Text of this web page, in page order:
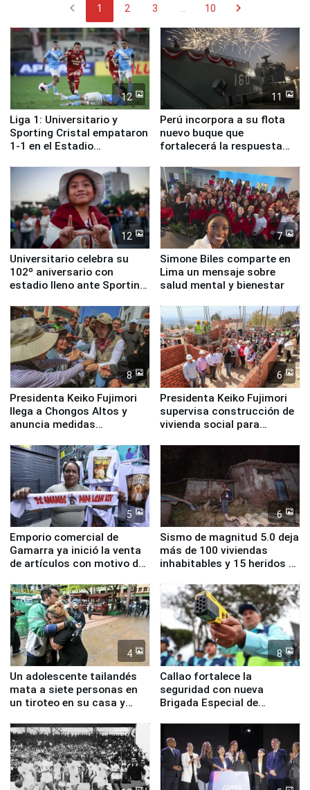
chevron_left 1 2 3 ... 10 chevron_right
12
Liga 1: Universitario y
Sporting Cristal empataron
1-1 en el Estadio
11
Perú incorpora a su flota
nuevo buque que
fortalecerá la respuesta
12
Universitario celebra su
102º aniversario con
estadio lleno ante Sporting
7
Simone Biles comparte en
Lima un mensaje sobre
salud mental y bienestar
8
Presidenta Keiko Fujimori
llega a Chongos Altos y
anuncia medidas
educación, salud y empleo
6
Presidenta Keiko Fujimori
supervisa construcción de
vivienda social para
5
Emporio comercial de
Gamarra ya inició la venta
de artículos con motivo de
6
Sismo de magnitud 5.0 deja
más de 100 viviendas
inhabitables y 15 heridos en
4
Un adolescente tailandés
mata a siete personas en
un tiroteo en su casa y
8
Callao fortalece la
seguridad con nueva
Brigada Especial de
equipamiento para
Serenazgo